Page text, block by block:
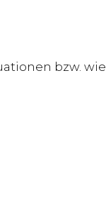
bzw. wie